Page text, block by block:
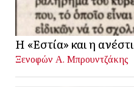
Η «Εστία» και η
Ξενοφών Α. Μπρουντζάκης